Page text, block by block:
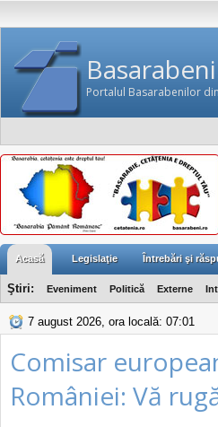
Portalul Basarabenilor
Acasă Legislaţie Întrebări şi
Ştiri: Eveniment Politică Externe
7 august 2026, ora locală: 07:01
Comisar
României: Vă